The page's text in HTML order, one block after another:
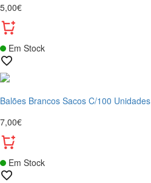
5,00€
Em Stock
Balões Brancos Sacos C/100 Unidades
7,00€
Em Stock